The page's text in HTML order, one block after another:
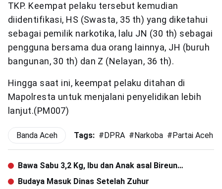
TKP. Keempat pelaku tersebut kemudian
diidentifikasi, HS (Swasta, 35 th) yang diketahui
sebagai pemilik narkotika, lalu JN (30 th) sebagai
pengguna bersama dua orang lainnya, JH (buruh
bangunan, 30 th) dan Z (Nelayan, 36 th).
Hingga saat ini, keempat pelaku ditahan di
Mapolresta untuk menjalani penyelidikan lebih
lanjut.(PM007)
Banda Aceh Tags: #DPRA #Narkoba #Partai Aceh
Bawa Sabu 3,2 Kg, Ibu dan Anak asal Bireun
Ditangkap di Jambi
Budaya Masuk Dinas Setelah Zuhur